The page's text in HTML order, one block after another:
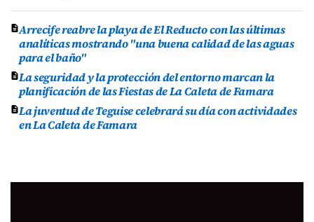
Arrecife reabre la playa de El Reducto con las últimas
analíticas mostrando "una buena calidad de las aguas
para el baño"
La seguridad y la protección del entorno marcan la
planificación de las Fiestas de La Caleta de Famara
La juventud de Teguise celebrará su día con actividades
en La Caleta de Famara